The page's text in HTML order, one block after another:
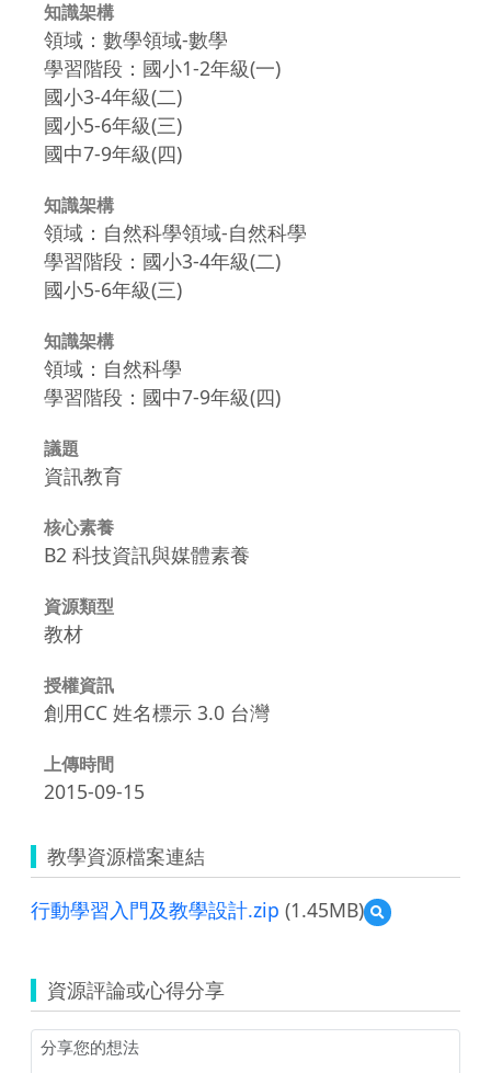
知識架構
領域：數學領域-數學
學習階段：國小1-2年級(一)
國小3-4年級(二)
國小5-6年級(三)
國中7-9年級(四)
知識架構
領域：自然科學領域-自然科學
學習階段：國小3-4年級(二)
國小5-6年級(三)
知識架構
領域：自然科學
學習階段：國中7-9年級(四)
議題
資訊教育
核心素養
B2 科技資訊與媒體素養
資源類型
教材
授權資訊
創用CC 姓名標示 3.0 台灣
上傳時間
2015-09-15
教學資源檔案連結
行動學習入門及教學設計.zip (1.45MB)
預
覽
習
入
資源評論或心得分享